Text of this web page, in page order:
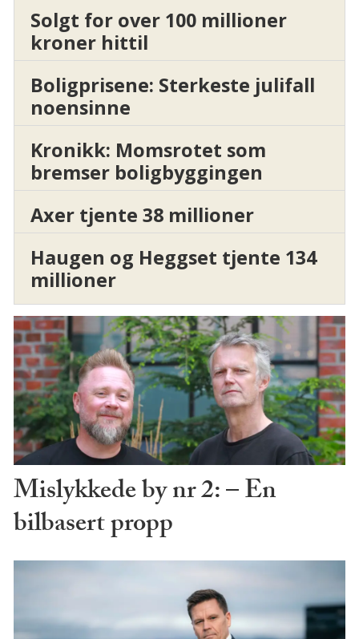
Solgt for over 100 millioner
kroner hittil
Boligprisene: Sterkeste julifall
noensinne
Kronikk: Momsrotet som
bremser boligbyggingen
Axer tjente 38 millioner
Haugen og Heggset tjente 134
millioner
Mislykkede by nr 2: – En
bilbasert propp